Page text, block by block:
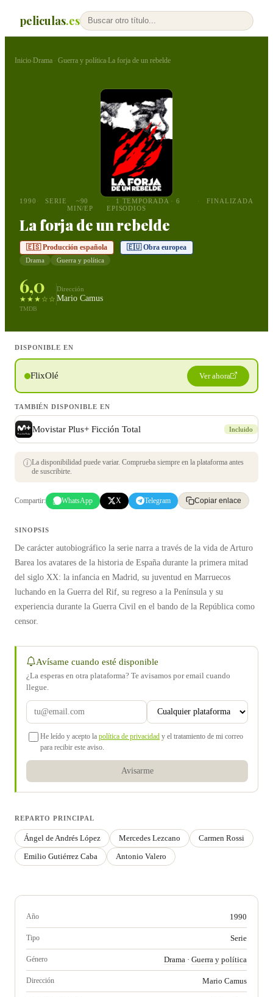
peliculas.es
Inicio›Drama · Guerra y política›La forja de un rebelde
1990 SERIE
~90
MIN/EP
1 TEMPORADA · 6
EPISODIOS
FINALIZADA
La forja de un rebelde
🇪🇸 Producción española 🇪🇺 Obra europea
Drama Guerra y política
6,0
★★★☆☆
TMDB
Dirección
Mario Camus
DISPONIBLE EN
FlixOlé Ver ahora
TAMBIÉN DISPONIBLE EN
Movistar Plus+ Ficción Total Incluido
La disponibilidad puede variar. Comprueba siempre en la plataforma antes
de suscribirte.
Compartir: WhatsApp X Telegram Copiar enlace
SINOPSIS
De carácter autobiográfico la serie narra a través de la vida de Arturo
Barea los avatares de la historia de España durante la primera mitad
del siglo XX: la infancia en Madrid, su juventud en Marruecos
luchando en la Guerra del Rif, su regreso a la Península y su
experiencia durante la Guerra Civil en el bando de la República como
censor.
Avísame cuando esté disponible
¿La esperas en otra plataforma? Te avisamos por email cuando
llegue.
He leído y acepto la política de privacidad y el tratamiento de mi correo
para recibir este aviso.
Avisarme
REPARTO PRINCIPAL
Ángel de Andrés López Mercedes Lezcano
Carmen Rossi
Emilio Gutiérrez Caba
Antonio Valero
Año 1990
Tipo Serie
Género Drama · Guerra y política
Dirección Mario Camus